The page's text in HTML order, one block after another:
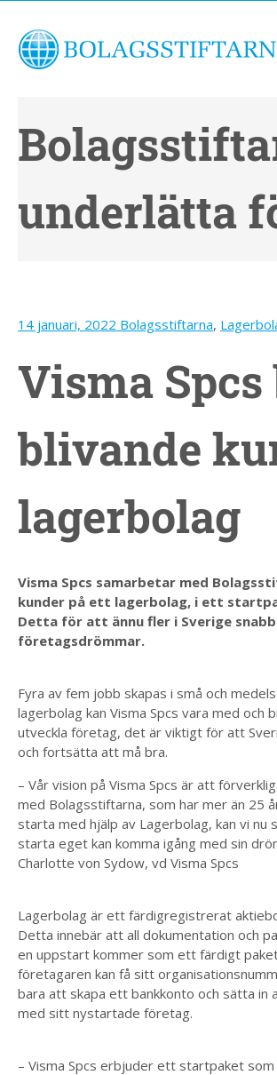
underlätta
14 januari, 2022 Bolagsstiftarna,
Visma
blivande
lagerbolag
Visma Spcs samarbetar med
kunder på ett lagerbolag, i ett
Detta för att ännu fler i Sverige
företagsdrömmar.
Fyra av fem jobb skapas i små och
lagerbolag kan Visma Spcs vara med
utveckla företag, det är viktigt för att
och fortsätta att må bra.
– Vår vision på Visma Spcs är att
med Bolagsstiftarna, som har mer än 25
starta med hjälp av Lagerbolag, kan vi
starta eget kan komma igång med sin
Charlotte von Sydow, vd Visma Spcs
Lagerbolag är ett färdigregistrerat
Detta innebär att all dokumentation och
en uppstart kommer som ett färdigt
företagaren kan få sitt
bara att skapa ett bankkonto och sätta in
med sitt nystartade företag.
– Visma Spcs erbjuder ett startpaket som